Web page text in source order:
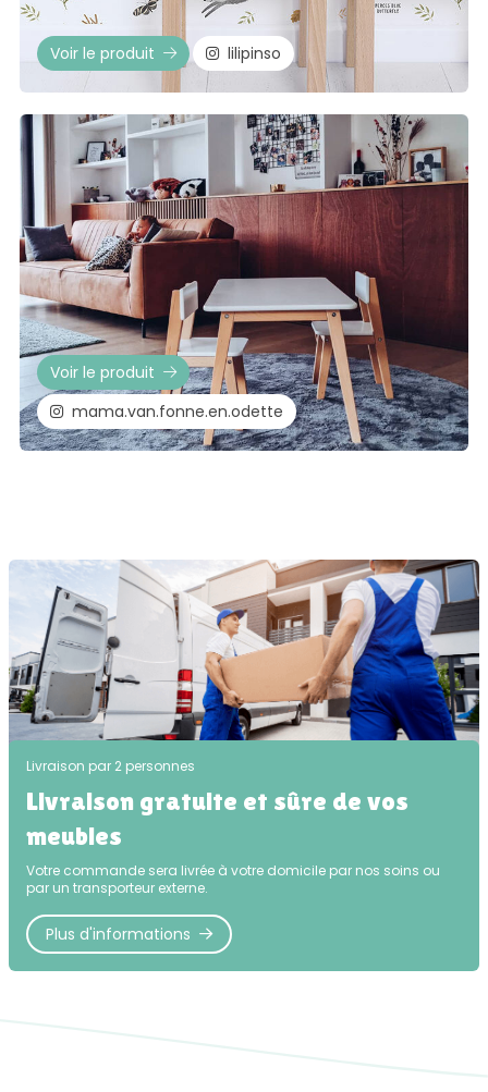
Voir le produit lilipinso
Voir le produit
mama.van.fonne.en.odette
Livraison par 2 personnes
Livraison gratuite et sûre de vos
meubles
Votre commande sera livrée à votre domicile par nos soins ou
par un transporteur externe.
Plus d'informations